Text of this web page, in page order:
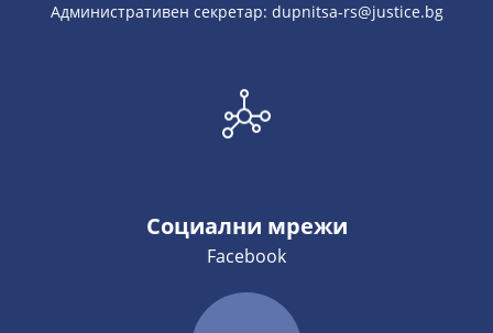
Административен секретар: dupnitsa-rs@justice.bg
Социални мрежи
Facebook